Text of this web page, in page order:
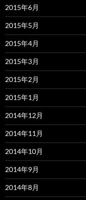
2015年6月
2015年5月
2015年4月
2015年3月
2015年2月
2015年1月
2014年12月
2014年11月
2014年10月
2014年9月
2014年8月